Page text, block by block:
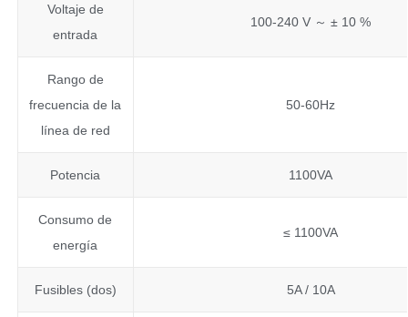
Voltaje de
entrada
100-240 V ～ ± 10 %
Rango de
frecuencia de la
línea de red
50-60Hz
Potencia 1100VA
Consumo de
energía
≤ 1100VA
Fusibles (dos) 5A / 10A